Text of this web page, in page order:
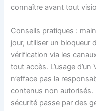
connaître avant tout
Conseils pratiques :
jour, utiliser un bloqueur
vérification via les
tout accès. L’usage
n’efface pas la
contenus non
sécurité passe par des